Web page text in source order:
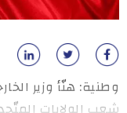
وطنية: هنّأ وزير